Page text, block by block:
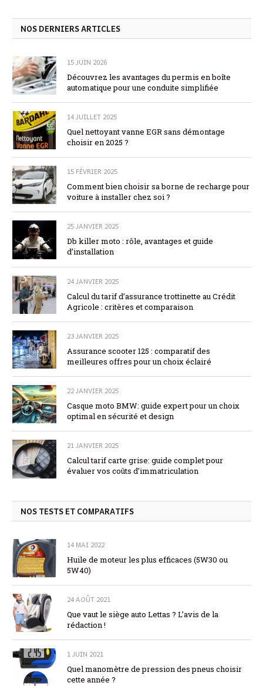
NOS DERNIERS ARTICLES
15 JUIN 2026
Découvrez les avantages du permis en boîte
automatique pour une conduite simplifiée
14 JUILLET 2025
Quel nettoyant vanne EGR sans démontage
choisir en 2025 ?
15 FÉVRIER 2025
Comment bien choisir sa borne de recharge pour
voiture à installer chez soi ?
25 JANVIER 2025
Db killer moto : rôle, avantages et guide
d’installation
24 JANVIER 2025
Calcul du tarif d’assurance trottinette au Crédit
Agricole : critères et comparaison
23 JANVIER 2025
Assurance scooter 125 : comparatif des
meilleures offres pour un choix éclairé
22 JANVIER 2025
Casque moto BMW: guide expert pour un choix
optimal en sécurité et design
21 JANVIER 2025
Calcul tarif carte grise: guide complet pour
évaluer vos coûts d’immatriculation
NOS TESTS ET COMPARATIFS
14 MAI 2022
Huile de moteur les plus efficaces (5W30 ou
5W40)
24 AOÛT 2021
Que vaut le siège auto Lettas ? L’avis de la
rédaction !
1 JUIN 2021
Quel manomètre de pression des pneus choisir
cette année ?